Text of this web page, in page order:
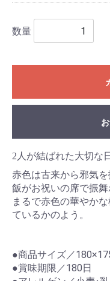
数量
2人が結ばれた大切な
赤色は古来から邪気
飯がお祝いの席で振舞
まるで赤色の華やか
ているかのよう。
●商品サイズ／
●賞味期限／180日